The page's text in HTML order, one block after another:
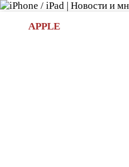
APPLE